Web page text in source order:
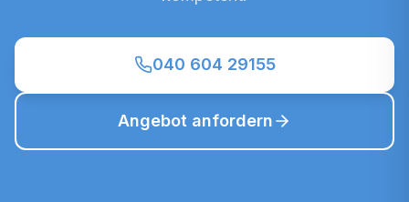
040 604 29155
Angebot anfordern